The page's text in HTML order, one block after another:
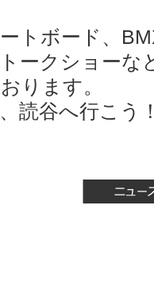
トボード、
ークショーな
ります。
読谷へ行こう